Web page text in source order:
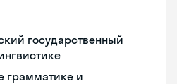
государственный
грамматике и